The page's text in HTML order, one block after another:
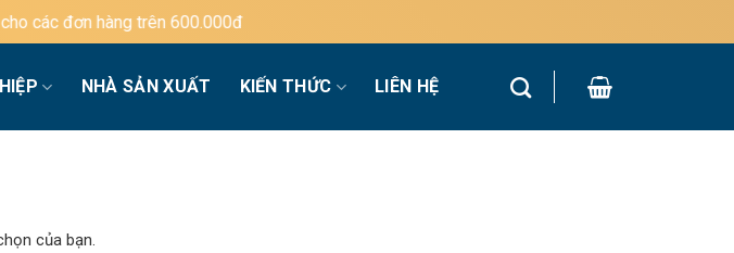
600.000đ
NHÀ SẢN XUẤT KIẾN THỨC LIÊN HỆ
của bạn.